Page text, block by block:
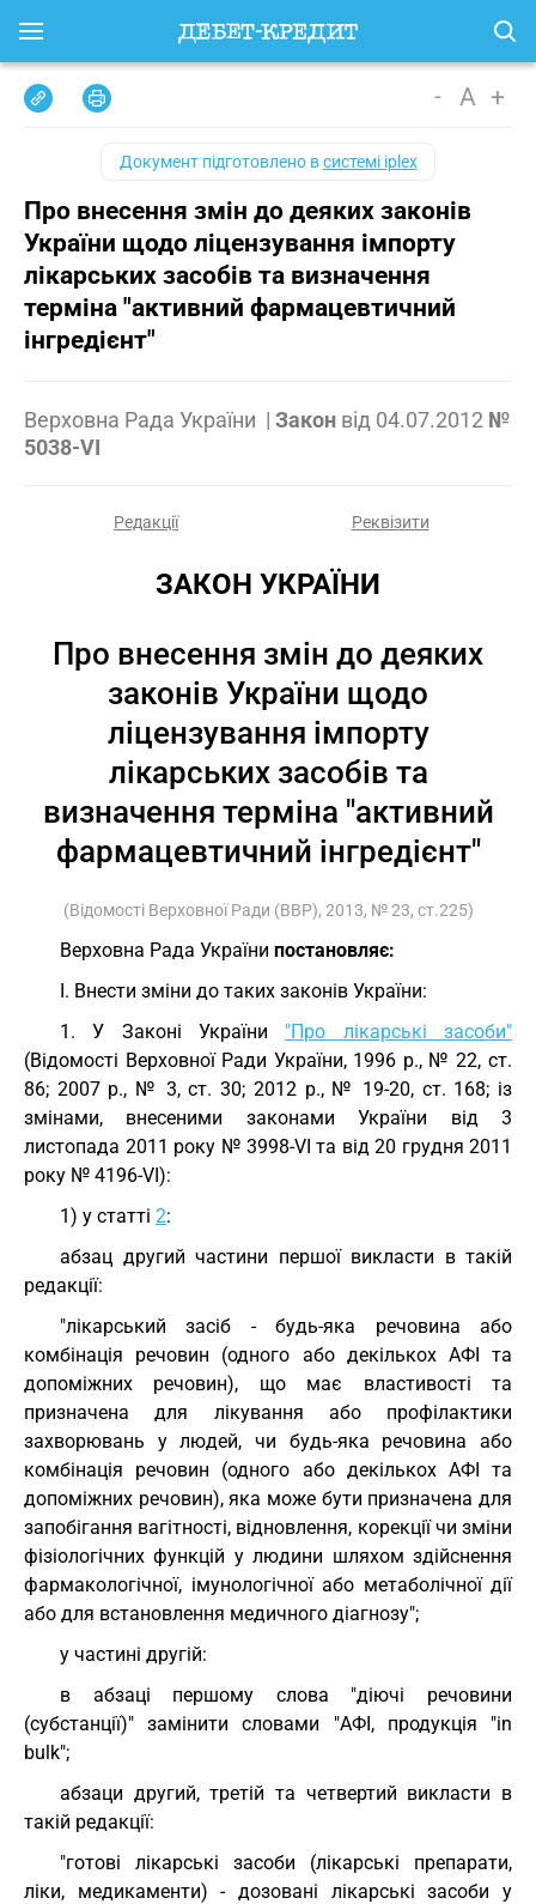
- A +
Документ підготовлено всистемі iplex
Про внесення змін до деяких законів
України щодо ліцензування імпорту
лікарських засобів та визначення
терміна "активний фармацевтичний
інгредієнт"
Верховна Рада України | Закон від 04.07.2012 №
5038-VI
Редакції Реквізити
ЗАКОН УКРАЇНИ
Про внесення змін до деяких
законів України щодо
ліцензування імпорту
лікарських засобів та
визначення терміна "активний
фармацевтичний інгредієнт"
(Відомості Верховної Ради (ВВР), 2013, № 23, ст.225)
Верховна Рада України постановляє:
I. Внести зміни до таких законів України:
1. У Законі України "Про лікарські засоби"
(Відомості Верховної Ради України, 1996 р., № 22, ст.
86; 2007 р., № 3, ст. 30; 2012 р., № 19-20, ст. 168; із
змінами, внесеними законами України від 3
листопада 2011 року № 3998-VI та від 20 грудня 2011
року № 4196-VI):
1) у статті 2:
абзац другий частини першої викласти в такій
редакції:
"лікарський засіб - будь-яка речовина або
комбінація речовин (одного або декількох АФІ та
допоміжних речовин), що має властивості та
призначена для лікування або профілактики
захворювань у людей, чи будь-яка речовина або
комбінація речовин (одного або декількох АФІ та
допоміжних речовин), яка може бути призначена для
запобігання вагітності, відновлення, корекції чи зміни
фізіологічних функцій у людини шляхом здійснення
фармакологічної, імунологічної або метаболічної дії
або для встановлення медичного діагнозу";
у частині другій:
в абзаці першому слова "діючі речовини
(субстанції)" замінити словами "АФІ, продукція "in
bulk";
абзаци другий, третій та четвертий викласти в
такій редакції:
"готові лікарські засоби (лікарські препарати,
ліки, медикаменти) - дозовані лікарські засоби у